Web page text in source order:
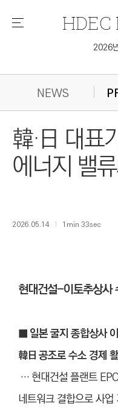
메
HDEC
2026
NEWS
韓·日 대표
에너지 밸
2026.05.14 1min 33sec
현대건설-이토추상
■ 일본 굴지 종합상사
韓日 공조로 수소 경제
… 현대건설 플랜트
네트워크 결합으로 사업